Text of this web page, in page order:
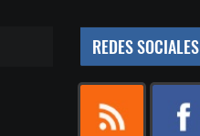
REDES SOCIALES